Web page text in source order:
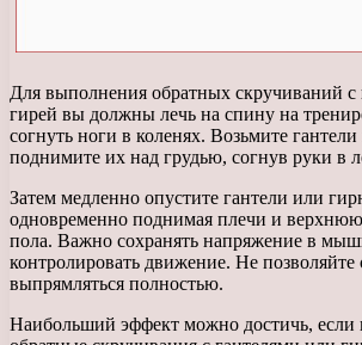
Для выполнения обратных скручиваний с
гирей вы должны лечь на спину на
согнуть ноги в коленях. Возьмите
поднимите их над грудью, согнув руки в
Затем медленно опустите гантели или
одновременно поднимая плечи и
пола. Важно сохранять напряжение в
контролировать движение. Не позволяйте
выпрямляться полностью.
Наибольший эффект можно достичь, если